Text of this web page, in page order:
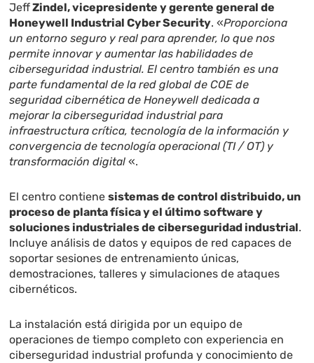
JeffZindel, vicepresidente y gerente general de
Honeywell Industrial Cyber ​​Security. «Proporciona
un entorno seguro y real para aprender, lo que nos
permite innovar y aumentar las habilidades de
ciberseguridad industrial. El centro también es una
parte fundamental de la red global de COE de
seguridad cibernética de Honeywell dedicada a
mejorar la ciberseguridad industrial para
infraestructura crítica, tecnología de la información y
convergencia de tecnología operacional (TI / OT) y
transformación digital «.
El centro contienesistemas de control distribuido, un
proceso de planta física y el último software y
soluciones industriales de ciberseguridad industrial.
Incluye análisis de datos y equipos de red capaces de
soportar sesiones de entrenamiento únicas,
demostraciones, talleres y simulaciones de ataques
cibernéticos.
La instalación está dirigida por un equipo de
operaciones de tiempo completo con experiencia en
ciberseguridad industrial profunda y conocimiento de